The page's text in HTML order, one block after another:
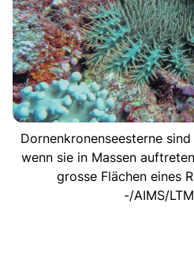
Dornenkronenseesterne
wenn sie in Massen
grosse Flächen eines
-/AIMS/